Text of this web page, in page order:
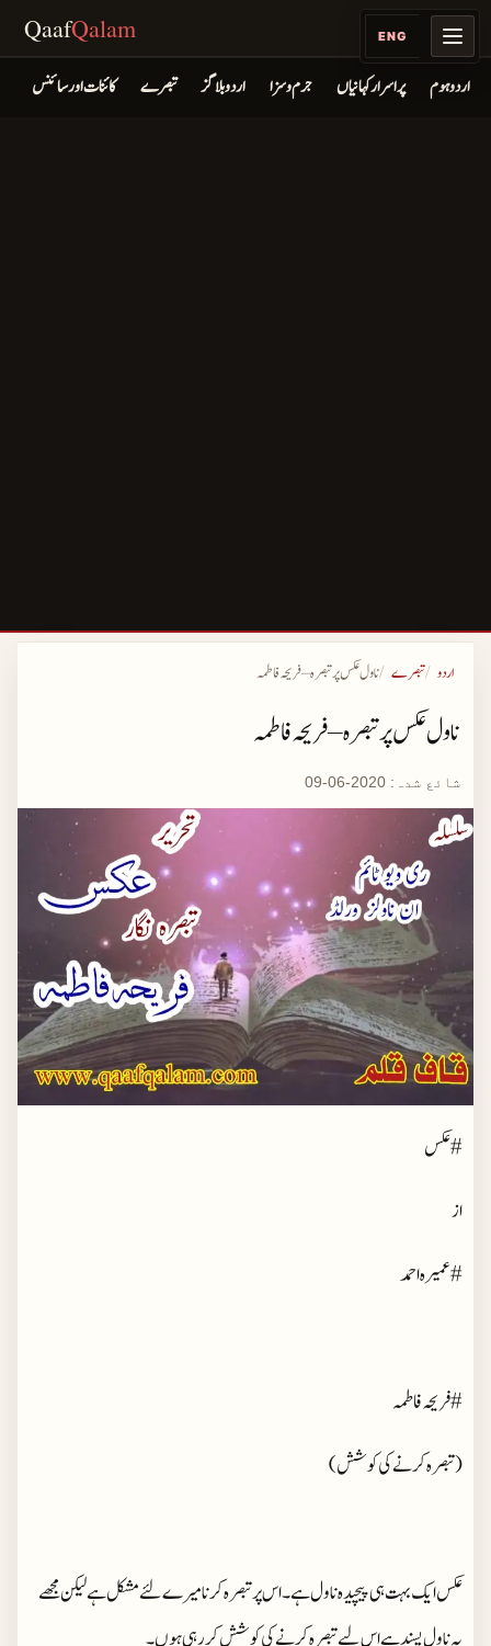
QaafQalam ENG
اردو ہوم پراسرار کہانیاں جرم و سزا اردو بلاگز تبصرے کائنات اور سائنس
اردو تبصرے ناول عکس پر تبصرہ – فریحہ فاطمہ
ناول عکس پر تبصرہ – فریحہ فاطمہ
شائع شدہ: 2020-06-09
#عکس
از
#عمیرہ احمد
#فریحہ فاطمہ
(تبصرہ کرنے کی کوشش)
عکس ایک بہت ہی پیچیدہ ناول ہے۔اس پر تبصرہ کرنا میرے لئے مشکل ہے لیکن مجھے
یہ ناول پسند ہے اس لیے تبصرہ کرنے کی کوشش کر رہی ہوں۔